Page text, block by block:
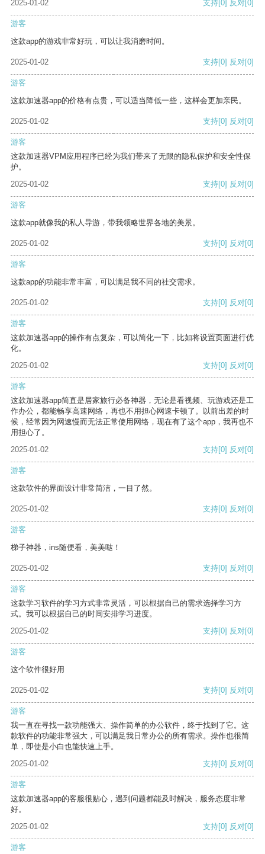
2025-01-02 支持 [0] 反对 [0]
游客
这款app的游戏非常好玩，可以让我消磨时间。
2025-01-02 支持[0] 反对[0]
游客
这款加速器app的价格有点贵，可以适当降低一些，这样会更加亲民。
2025-01-02 支持[0] 反对[0]
游客
这款加速器VPM应用程序已经为我们带来了无限的隐私保护和安全性保
护。
2025-01-02
支持[0] 反对[0]
游客
这款app就像我的私人导游，带我领略世界各地的美景。
2025-01-02 支持[0] 反对[0]
游客
这款app的功能非常丰富，可以满足我不同的社交需求。
2025-01-02 支持[0] 反对[0]
游客
这款加速器app的操作有点复杂，可以简化一下，比如将设置页面进行优
化。
2025-01-02
支持[0] 反对[0]
游客
这款加速器app简直是居家旅行必备神器，无论是看视频、玩游戏还是工
作办公，都能畅享高速网络，再也不用担心网速卡顿了。以前出差的时
候，经常因为网速慢而无法正常使用网络，现在有了这个app，我再也不
用担心了。
2025-01-02
支持[0] 反对[0]
游客
这款软件的界面设计非常简洁，一目了然。
2025-01-02 支持[0] 反对[0]
游客
梯子神器，ins随便看，美美哒！
2025-01-02 支持[0] 反对[0]
游客
这款学习软件的学习方式非常灵活，可以根据自己的需求选择学习方
式。我可以根据自己的时间安排学习进度。
2025-01-02
支持[0] 反对[0]
游客
这个软件很好用
2025-01-02 支持[0] 反对[0]
游客
我一直在寻找一款功能强大、操作简单的办公软件，终于找到了它。这
款软件的功能非常强大，可以满足我日常办公的所有需求。操作也很简
单，即使是小白也能快速上手。
2025-01-02
支持[0] 反对[0]
游客
这款加速器app的客服很贴心，遇到问题都能及时解决，服务态度非常
好。
2025-01-02
支持[0] 反对[0]
游客